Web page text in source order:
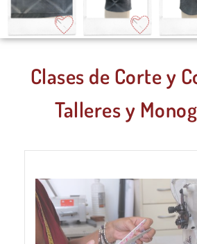
Clases de Corte y
Talleres y